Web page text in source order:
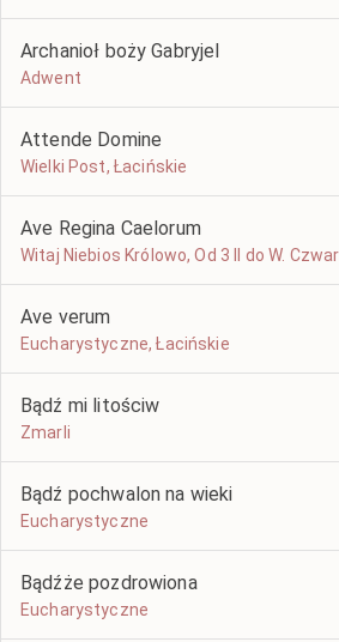
Archanioł boży Gabryjel
Adwent
Attende Domine
Wielki Post, Łacińskie
Ave Regina Caelorum
Witaj Niebios Królowo, Od 3 II do W.
Ave verum
Eucharystyczne, Łacińskie
Bądź mi litościw
Zmarli
Bądź pochwalon na wieki
Eucharystyczne
Bądźże pozdrowiona
Eucharystyczne